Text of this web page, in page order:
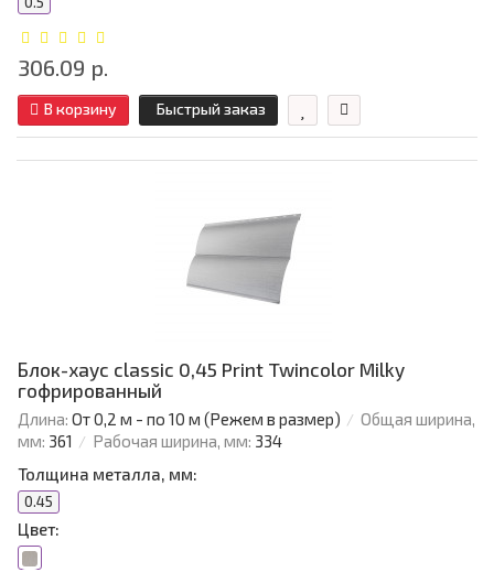
306.09 р.
В корзину Быстрый заказ
Блок-хаус classic 0,45 Print Twincolor Milky
гофрированный
Длина: От 0,2 м - по 10 м (Режем в размер)
Общая ширина,
мм: 361 Рабочая ширина, мм: 334
Толщина металла, мм:
0.45
Цвет: